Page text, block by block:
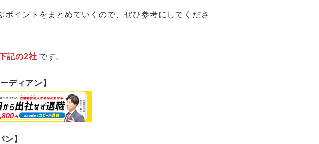
イントをまとめていくので、ぜひ参考にしてくださ
記の2社 です。
ディアン】
】